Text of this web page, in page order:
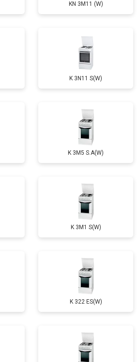
KN 3M11 (W)
K 3N11 S(W)
K 3M5 S.A(W)
K 3M1 S(W)
K 322 ES(W)